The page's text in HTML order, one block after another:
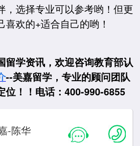
，选择专业可以参考哟！但更
欢的+适合自己的哟！
留学资讯，欢迎咨询教育部认
--美嘉留学，专业的顾问团队
位！！电话：400-990-6855
-陈华